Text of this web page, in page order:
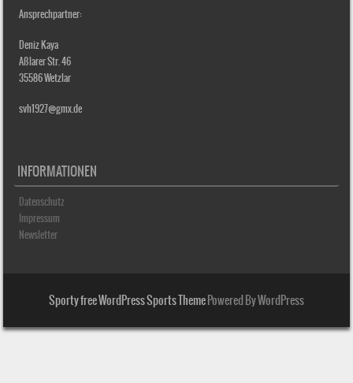
Ansprechpartner:
Deniz Kaya
Aßlarer Str. 46
35586 Wetzlar
svh1927@gmx.de
INFORMATIONEN
Datenschutz
Impressum
Newsletter
Sporty free WordPress Sports ThemePowered By WordPress